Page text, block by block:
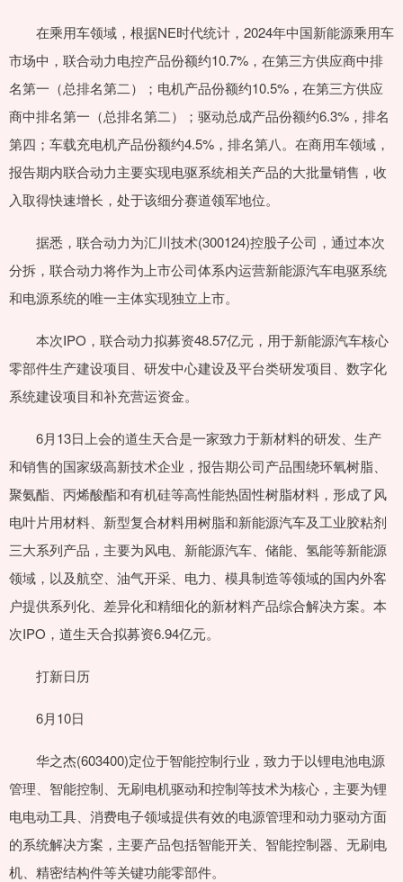
在乘用车领域，根据NE时代统计，2024年中国新能源乘用车
市场中，联合动力电控产品份额约10.7%，在第三方供应商中排
名第一（总排名第二）；电机产品份额约10.5%，在第三方供应
商中排名第一（总排名第二）；驱动总成产品份额约6.3%，排名
第四；车载充电机产品份额约4.5%，排名第八。在商用车领域，
报告期内联合动力主要实现电驱系统相关产品的大批量销售，收
入取得快速增长，处于该细分赛道领军地位。
据悉，联合动力为汇川技术(300124)控股子公司，通过本次
分拆，联合动力将作为上市公司体系内运营新能源汽车电驱系统
和电源系统的唯一主体实现独立上市。
本次IPO，联合动力拟募资48.57亿元，用于新能源汽车核心
零部件生产建设项目、研发中心建设及平台类研发项目、数字化
系统建设项目和补充营运资金。
6月13日上会的道生天合是一家致力于新材料的研发、生产
和销售的国家级高新技术企业，报告期公司产品围绕环氧树脂、
聚氨酯、丙烯酸酯和有机硅等高性能热固性树脂材料，形成了风
电叶片用材料、新型复合材料用树脂和新能源汽车及工业胶粘剂
三大系列产品，主要为风电、新能源汽车、储能、氢能等新能源
领域，以及航空、油气开采、电力、模具制造等领域的国内外客
户提供系列化、差异化和精细化的新材料产品综合解决方案。本
次IPO，道生天合拟募资6.94亿元。
打新日历
6月10日
华之杰(603400)定位于智能控制行业，致力于以锂电池电源
管理、智能控制、无刷电机驱动和控制等技术为核心，主要为锂
电电动工具、消费电子领域提供有效的电源管理和动力驱动方面
的系统解决方案，主要产品包括智能开关、智能控制器、无刷电
机、精密结构件等关键功能零部件。